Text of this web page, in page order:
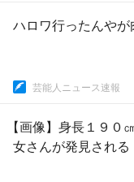
ハロワ行ったんや
芸能人ニュース速報
【画像】身長１９０
女さんが発見される